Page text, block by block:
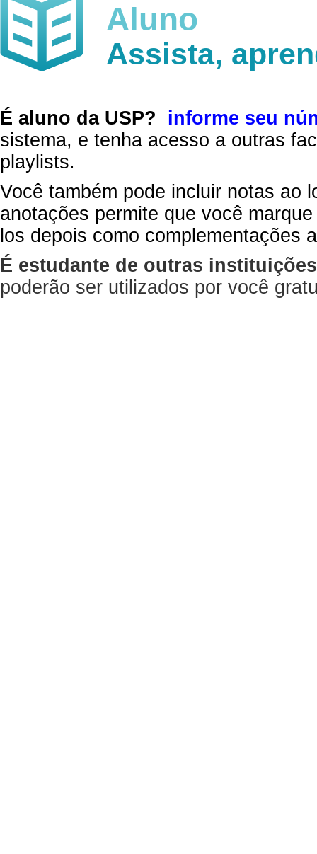
Aluno
Assista,
É aluno da USP?
informe seu
sistema, e tenha acesso a outras
playlists.
Você também pode incluir notas ao
anotações permite que você
los depois como complementações
É estudante de outras
poderão ser utilizados por você